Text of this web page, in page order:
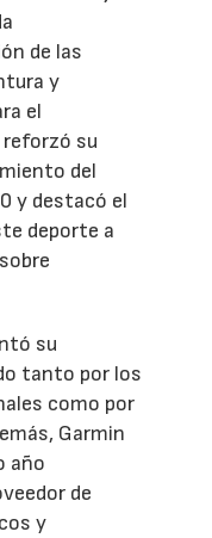
de las
y
el
reforzó su
del
y destacó el
deporte a
su
tanto por los
como por
Garmin
año
de
y